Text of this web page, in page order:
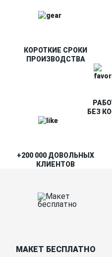
КОРОТКИЕ СРОКИ
ПРОИЗВОДСТВА
БЕЗ
+200 000 ДОВОЛЬНЫХ
КЛИЕНТОВ
МАКЕТ БЕСПЛАТНО